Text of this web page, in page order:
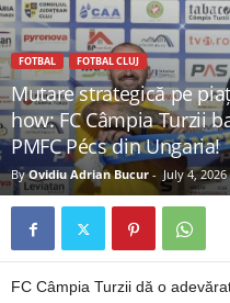
FOTBAL FOTBAL CLUJ
Mutare strategică pe
how: FC Câmpia Turzii
PMFC Pécs din Ungaria!
By Ovidiu Adrian Bucur - July 4, 2026
FC Câmpia Turzii dă o